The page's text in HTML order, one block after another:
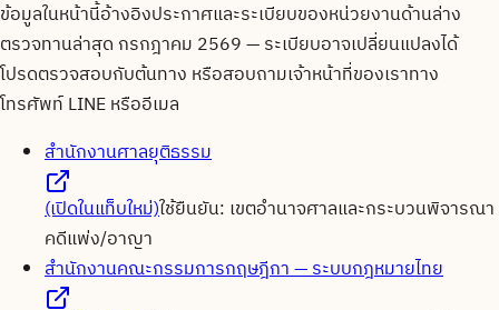
ข้อมูลในหน้านี้อ้างอิงประกาศและระเบียบของหน่วยงานด้านล่าง
ตรวจทานล่าสุด กรกฎาคม 2569— ระเบียบอาจเปลี่ยนแปลงได้
โปรดตรวจสอบกับต้นทาง หรือสอบถามเจ้าหน้าที่ของเราทาง
โทรศัพท์ LINE หรืออีเมล
สำนักงานศาลยุติธรรม
(เปิดในแท็บใหม่)ใช้ยืนยัน: เขตอำนาจศาลและกระบวนพิจารณา
คดีแพ่ง/อาญา
สำนักงานคณะกรรมการกฤษฎีกา — ระบบกฎหมายไทย